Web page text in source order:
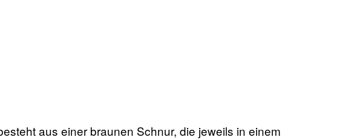
aus einer braunen Schnur, die jeweils in einem